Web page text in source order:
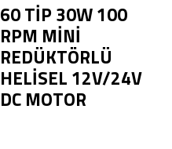
60 TİP 30W 100
RPM MİNİ
REDÜKTÖRLÜ
HELİSEL 12V/24V
DC MOTOR